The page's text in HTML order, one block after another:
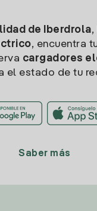
de Iberdrola,
, encuentra
cargadores
el estado de tu
Saber más